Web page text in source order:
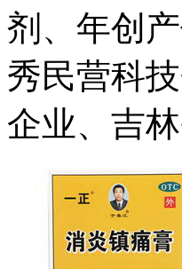
剂、年创
秀民营科
企业、吉